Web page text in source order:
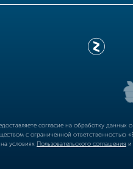
согласие на обработку
с ограниченной
условиях Пользовательского соглашения и